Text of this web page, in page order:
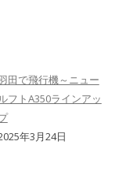
田で飛行機～ニュー
フトA350ラインアッ
年3月24日